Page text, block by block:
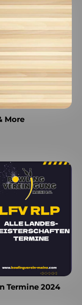
More
Termine 2024